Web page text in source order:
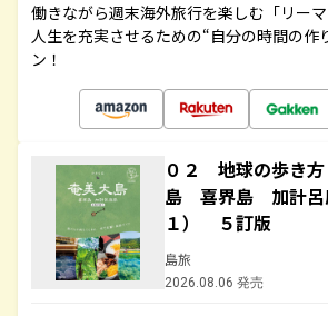
働きながら週末海外旅行を楽しむ「リーマ
人生を充実させるための“自分の時間の作
ン！
０２ 地球の歩き
島 喜界島 加計呂
１） ５訂版
島旅
2026.08.06 発売